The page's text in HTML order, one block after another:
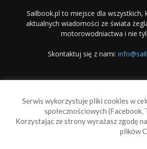
Sailbook.pl to miejsce dla wszystkich,
aktualnych wiadomości ze świata
motorowodniactwa i nie
Skontaktuj się z nami:
Serwis wykorzystuje pliki cookies w
społecznościowych
Korzystając ze strony wyrażasz zgodę
plików